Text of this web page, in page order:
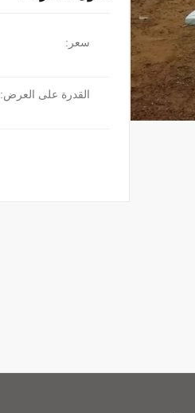
سعر:
القدرة على العرض: